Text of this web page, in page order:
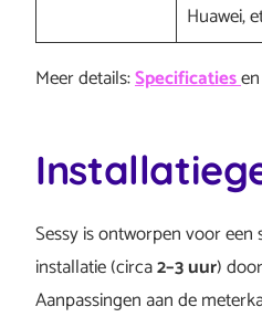
Huawei,
Meer details:Specificatiesen
Sessy is ontworpen voor een
installatie (circa2–3 uur)
Aanpassingen aan de